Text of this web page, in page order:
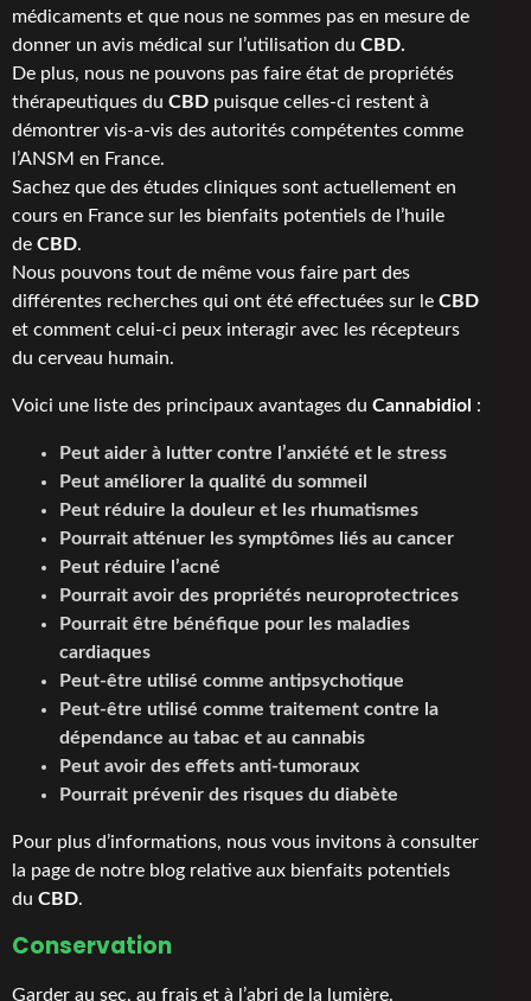
médicaments et que nous ne sommes pas en mesure de
donner un avis médical sur l’utilisation du CBD.
De plus, nous ne pouvons pas faire état de propriétés
thérapeutiques du CBD puisque celles-ci restent à
démontrer vis-a-vis des autorités compétentes comme
l’ANSM en France.
Sachez que des études cliniques sont actuellement en
cours en France sur les bienfaits potentiels de l’huile
de CBD.
Nous pouvons tout de même vous faire part des
différentes recherches qui ont été effectuées sur le CBD
et comment celui-ci peux interagir avec les récepteurs
du cerveau humain.
Voici une liste des principaux avantages du Cannabidiol :
Peut aider à lutter contre l’anxiété et le stress
Peut améliorer la qualité du sommeil
Peut réduire la douleur et les rhumatismes
Pourrait atténuer les symptômes liés au cancer
Peut réduire l’acné
Pourrait avoir des propriétés neuroprotectrices
Pourrait être bénéfique pour les maladies
cardiaques
Peut-être utilisé comme antipsychotique
Peut-être utilisé comme traitement contre la
dépendance au tabac et au cannabis
Peut avoir des effets anti-tumoraux
Pourrait prévenir des risques du diabète
Pour plus d’informations, nous vous invitons à consulter
la page de notre blog relative aux bienfaits potentiels
du CBD.
Conservation
Garder au sec, au frais et à l’abri de la lumière.